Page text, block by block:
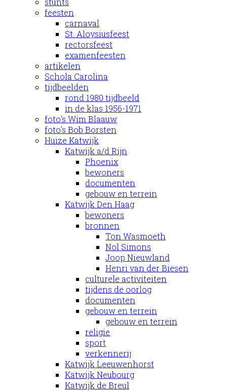
feesten
carnaval
St. Aloysiusfeest
rectorsfeest
examenfeesten
artikelen
Schola Carolina
tijdbeelden
rond 1980 tijdbeeld
in de klas 1956-1971
foto's Wim Blaauw
foto's Bob Borsten
Huize Katwijk
Katwijk a/d Rijn
Phoenix
bewoners
documenten
gebouw en terrein
Katwijk Den Haag
bewoners
bronnen
Ton Wasmoeth
Nol Simons
Joop Nieuwland
Henri van der Biesen
culturele activiteiten
tijdens de oorlog
documenten
gebouw en terrein
gebouw en terrein
religie
sport
verkennerij
Katwijk Leeuwenhorst
Katwijk Neubourg
Katwijk de Breul